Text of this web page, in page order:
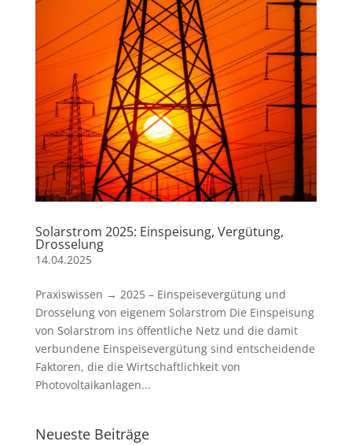
Solarstrom 2025: Einspeisung, Vergütung,
Drosselung
14.04.2025
Praxiswissen → 2025 – Einspeisevergütung und
Drosselung von eigenem Solarstrom Die Einspeisung
von Solarstrom ins öffentliche Netz und die damit
verbundene Einspeisevergütung sind entscheidende
Faktoren, die die Wirtschaftlichkeit von
Photovoltaikanlagen...
Neueste Beiträge